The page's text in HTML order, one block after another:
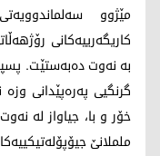
مێژوو
کاریگەرییەکانی
بە نەوت دەبەستێت.
گرنگیی پەرەپێدانی
خۆر و با، جیاواز لە
ململانێ